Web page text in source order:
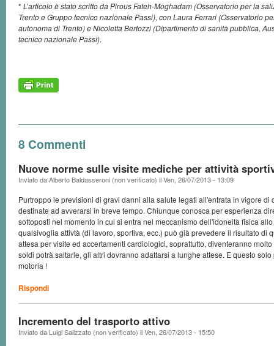
* L’articolo è stato scritto da Pirous Fateh-Moghadam (Osservatorio per la
Trento e Gruppo tecnico nazionale Passi), con Laura Ferrari (Osservatorio
autonoma di Trento) e Nicoletta Bertozzi (Dipartimento di sanità pubblica,
tecnico nazionale Passi).
8 Commenti
Nuove norme sulle visite mediche per attività
Inviato daAlberto Baldasseroni (non verificato) ilVen, 26/07/2013 - 13:09
Purtroppo le previsioni di gravi danni alla salute legati all'entrata in vigore di
destinate ad avverarsi in breve tempo. Chiunque conosca per esperienza
sottoposti nel momento in cui si entra nel meccanismo dell'idoneità fisica
qualsivoglia attivtà (di lavoro, sportiva, ecc.) può già prevedere il risultato di
attesa per visite ed accertamenti cardiologici, soprattutto, diventeranno
soldi potrà saltarle, gli altri dovranno adattarsi a lunghe attese. E questo
motoria !
Rispondi
Incremento del trasporto attivo
Inviato da Luigi Salizzato (non verificato) ilVen, 26/07/2013 - 15:50